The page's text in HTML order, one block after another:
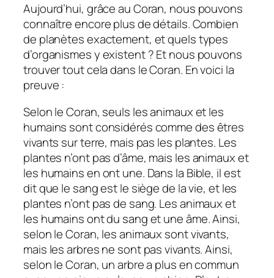
Aujourd’hui, grâce au Coran, nous pouvons
connaître encore plus de détails. Combien
de planètes exactement, et quels types
d’organismes y existent ? Et nous pouvons
trouver tout cela dans le Coran. En voici la
preuve :
Selon le Coran, seuls les animaux et les
humains sont considérés comme des êtres
vivants sur terre, mais pas les plantes. Les
plantes n’ont pas d’âme, mais les animaux et
les humains en ont une. Dans la Bible, il est
dit que le sang est le siège de la vie, et les
plantes n’ont pas de sang. Les animaux et
les humains ont du sang et une âme. Ainsi,
selon le Coran, les animaux sont vivants,
mais les arbres ne sont pas vivants. Ainsi,
selon le Coran, un arbre a plus en commun